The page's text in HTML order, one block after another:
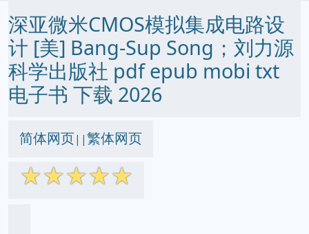
深亚微米CMOS模拟集成电路设
计 [美] Bang-Sup Song；刘力源
科学出版社 pdf epub mobi txt
电子书 下载 2026
简体网页||繁体网页
☆☆☆☆☆